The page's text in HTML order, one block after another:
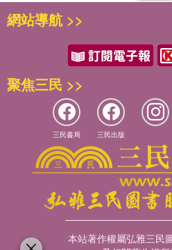
網站導航 >>
聚焦三民 >>
三民書局 三民出版
本站著作權屬弘雅三民